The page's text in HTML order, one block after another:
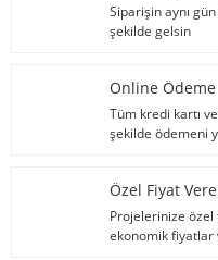
Siparişin aynı
şekilde gelsin
Online Ödeme
Tüm kredi kartı
şekilde ödemeni
Özel Fiyat
Projelerinize özel
ekonomik fiyatlar